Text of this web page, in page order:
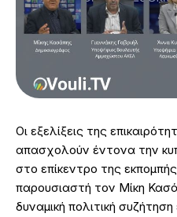
Οι εξελίξεις της
απασχολούν έντονα την
στο επίκεντρο της
παρουσιαστή τον Μίκη
δυναμική πολιτική